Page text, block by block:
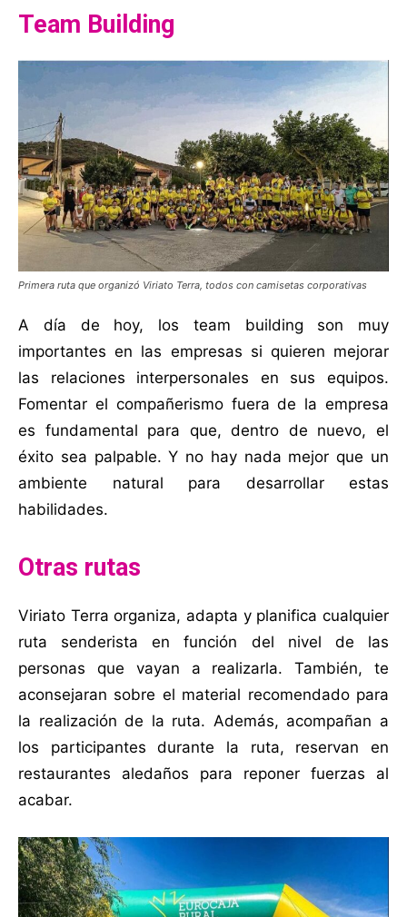
Team Building
Primera ruta que organizó Viriato Terra, todos con camisetas corporativas
A día de hoy, los team building son muy
importantes en las empresas si quieren mejorar
las relaciones interpersonales en sus equipos.
Fomentar el compañerismo fuera de la empresa
es fundamental para que, dentro de nuevo, el
éxito sea palpable. Y no hay nada mejor que un
ambiente natural para desarrollar estas
habilidades.
Otras rutas
Viriato Terra organiza, adapta y planifica cualquier
ruta senderista en función del nivel de las
personas que vayan a realizarla. También, te
aconsejaran sobre el material recomendado para
la realización de la ruta. Además, acompañan a
los participantes durante la ruta, reservan en
restaurantes aledaños para reponer fuerzas al
acabar.